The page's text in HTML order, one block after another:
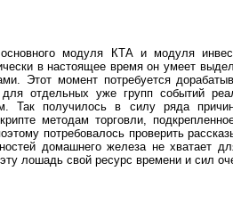
модуля КТА и модуля
в настоящее время он умеет
Этот момент потребуется
отдельных уже групп событий
Так получилось в силу ряда
методам торговли,
потребовалось проверить
домашнего железа не хватает
лошадь свой ресурс времени и сил